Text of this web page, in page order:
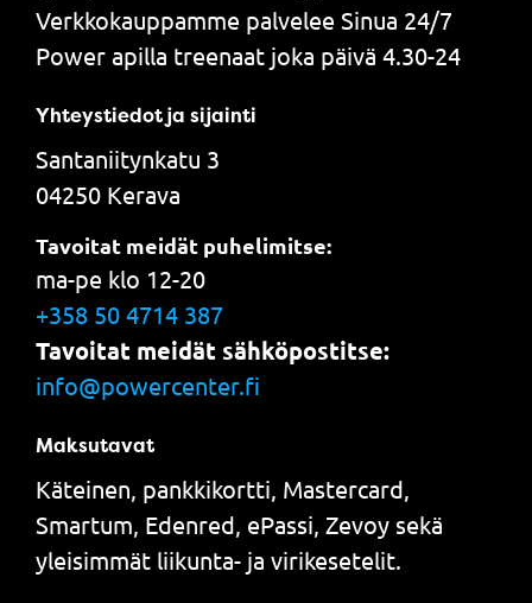
Verkkokauppamme palvelee Sinua 24/7
Power apilla treenaat joka päivä 4.30-24
Yhteystiedot ja sijainti
Santaniitynkatu 3
04250 Kerava
Tavoitat meidät puhelimitse:
ma-pe klo 12-20
+358 50 4714 387
Tavoitat meidät sähköpostitse:
info@powercenter.fi
Maksutavat
Käteinen, pankkikortti, Mastercard,
Smartum, Edenred, ePassi, Zevoy sekä
yleisimmät liikunta- ja virikesetelit.